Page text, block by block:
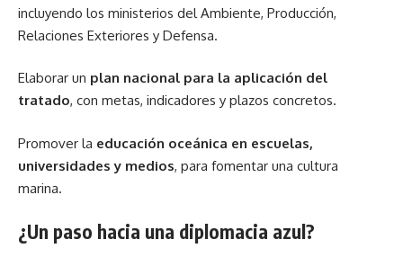
incluyendo los ministerios del Ambiente, Producción,
Relaciones Exteriores y Defensa.
Elaborar un plan nacional para la aplicación del
tratado, con metas, indicadores y plazos concretos.
Promover la educación oceánica en escuelas,
universidades y medios, para fomentar una cultura
marina.
¿Un paso hacia una diplomacia azul?